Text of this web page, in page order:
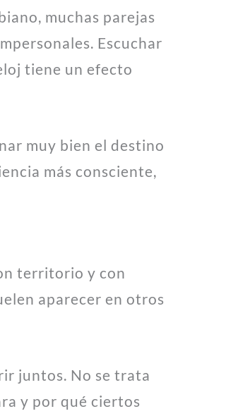
muchas parejas
Escuchar
tiene un efecto
muy bien el destino
más consciente,
territorio y con
aparecer en otros
juntos. No se trata
y por qué ciertos